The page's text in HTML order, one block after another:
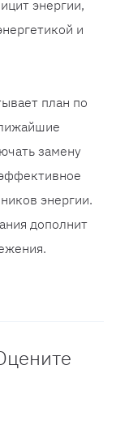
энергии,
и
план по
замену
энергии.
дополнит